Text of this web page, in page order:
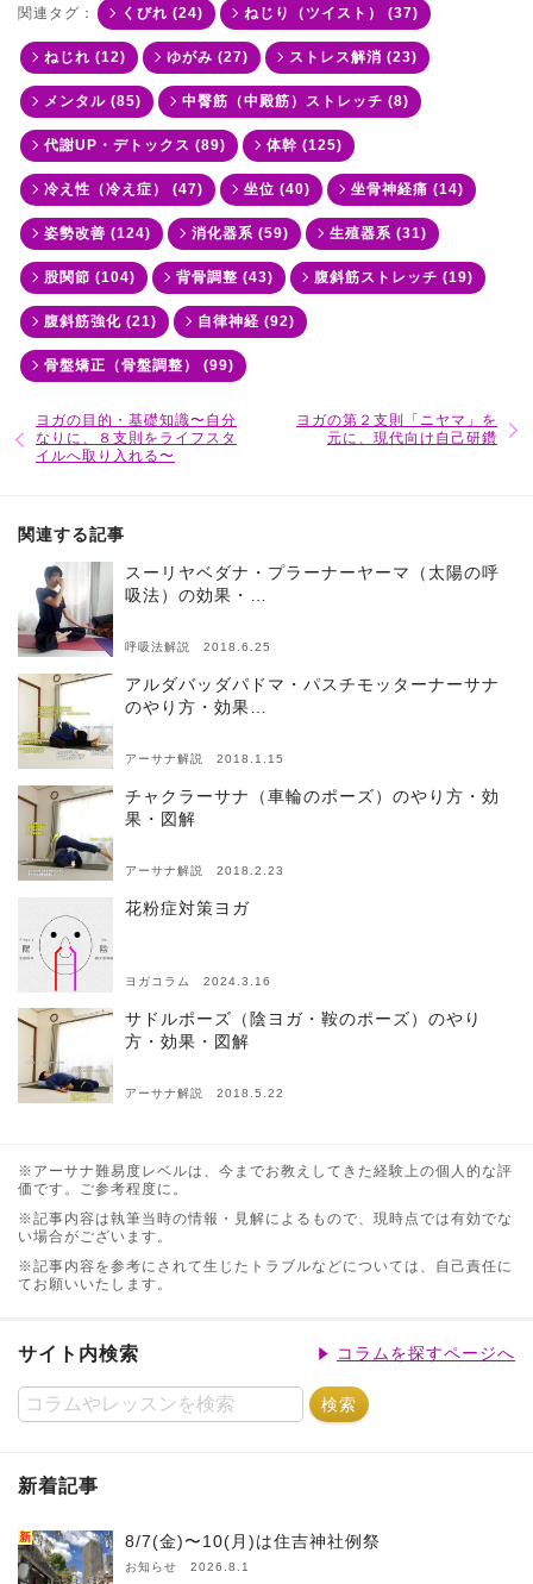
関連タグ： くびれ (24) ねじり（ツイスト） (37)
ねじれ (12) ゆがみ (27) ストレス解消 (23)
メンタル (85) 中臀筋（中殿筋）ストレッチ (8)
代謝UP・デトックス (89) 体幹 (125)
冷え性（冷え症） (47) 坐位 (40) 坐骨神経痛 (14)
姿勢改善 (124) 消化器系 (59) 生殖器系 (31)
股関節 (104) 背骨調整 (43) 腹斜筋ストレッチ (19)
腹斜筋強化 (21) 自律神経 (92)
骨盤矯正（骨盤調整） (99)
ヨガの目的・基礎知識〜自分
なりに、８支則をライフスタ
イルへ取り入れる〜
ヨガの第２支則「ニヤマ」を
元に、現代向け自己研鑽
関連する記事
スーリヤベダナ・プラーナーヤーマ（太陽の呼
吸法）の効果・…
呼吸法解説 2018.6.25
アルダバッダパドマ・パスチモッターナーサナ
のやり方・効果…
アーサナ解説 2018.1.15
チャクラーサナ（車輪のポーズ）のやり方・効
果・図解
アーサナ解説 2018.2.23
花粉症対策ヨガ
ヨガコラム 2024.3.16
サドルポーズ（陰ヨガ・鞍のポーズ）のやり
方・効果・図解
アーサナ解説 2018.5.22
※アーサナ難易度レベルは、今までお教えしてきた経験上の個人的な評
価です。ご参考程度に。
※記事内容は執筆当時の情報・見解によるもので、現時点では有効でな
い場合がございます。
※記事内容を参考にされて生じたトラブルなどについては、自己責任に
てお願いいたします。
サイト内検索 コラムを探すページへ
新着記事
新 8/7(金)〜10(月)は住吉神社例祭
お知らせ 2026.8.1